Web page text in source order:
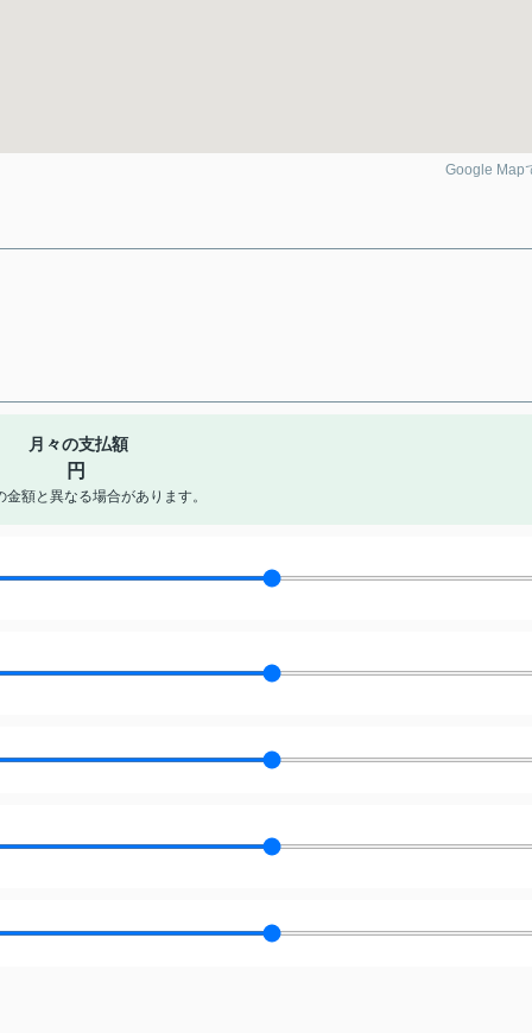
Google Map
月々の支払額
円
額と異なる場合があります。